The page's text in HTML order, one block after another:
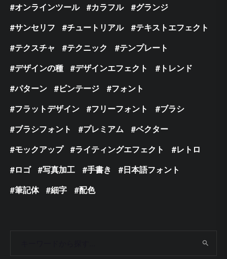
オンラインツール
カラフル
グランジ
サンセリフ
チュートリアル
テキストエフェクト
テクスチャ
テクニック
テンプレート
デザインの種
デザインエフェクト
トレンド
パターン
ビンテージ
フォント
フラットデザイン
フリーフォント
ブラシ
ブラシフォント
プレミアム
ベクター
モックアップ
ライティングエフェクト
レトロ
ロゴ
写真加工 手書き
日本語フォント
筆記体
細字 配色